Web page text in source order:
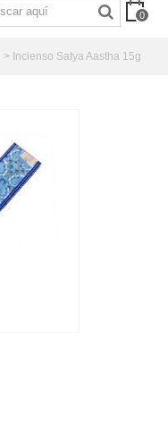
0
> Incienso Satya Aastha 15g